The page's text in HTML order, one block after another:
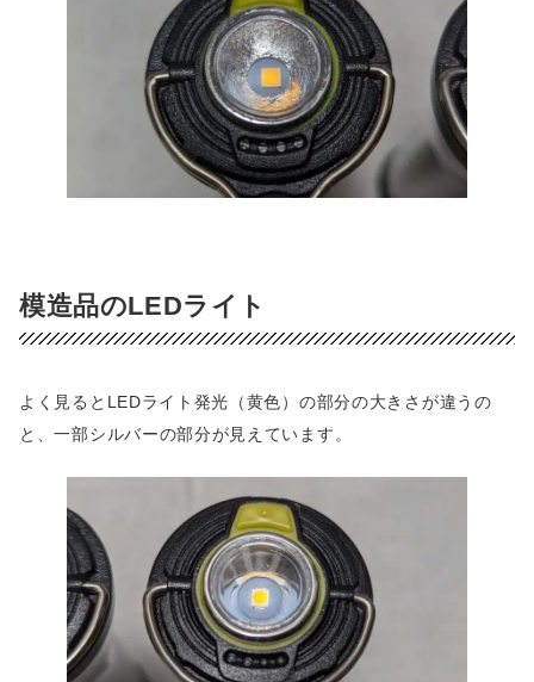
模造品のLEDライト
よく見るとLEDライト発光（黄色）の部分の大きさが違うの
と、一部シルバーの部分が見えています。